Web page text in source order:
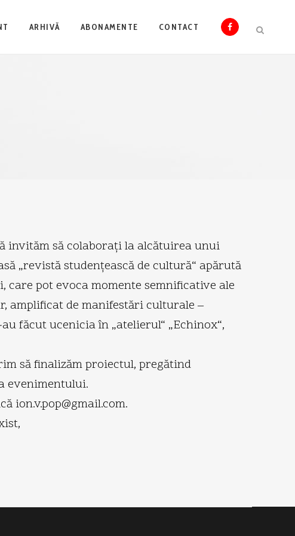
ARHIVĂ ABONAMENTE CONTACT
invităm să colaboraţi la alcătuirea unui
„revistă studenţească de cultură“ apărută
care pot evoca momente semnificative ale
amplificat de manifestări culturale –
făcut ucenicia în „atelierul“ „Echinox“,
să finalizăm proiectul, pregătind
evenimentului.
ion.v.pop@gmail.com.